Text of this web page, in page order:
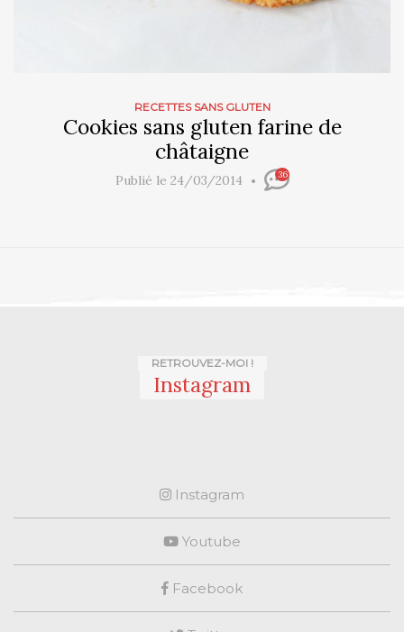
RECETTES SANS GLUTEN
Cookies sans gluten farine de
châtaigne
Publié le 24/03/2014 36
RETROUVEZ-MOI !
Instagram
Instagram
Youtube
Facebook